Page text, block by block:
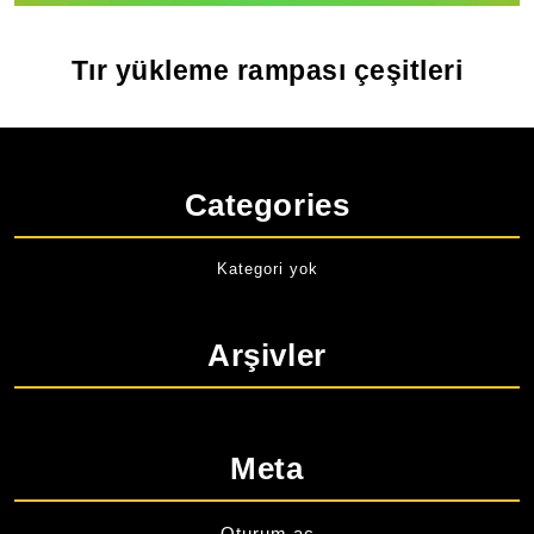
Tır yükleme rampası çeşitleri
Categories
Kategori yok
Arşivler
Meta